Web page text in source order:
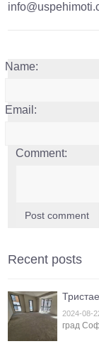
Name:
Email:
Comment:
Post comment
Recent posts
2024-08-
град